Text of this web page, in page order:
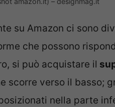
su Amazon ci sono
che possono
si può acquistare il
scorre verso il basso;
nella parte